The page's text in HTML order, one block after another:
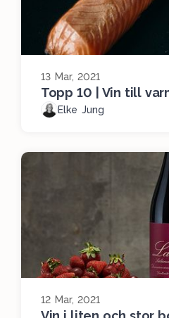
13 Mar, 2021
Topp 10 | Vin till
Elke Jung
12 Mar, 2021